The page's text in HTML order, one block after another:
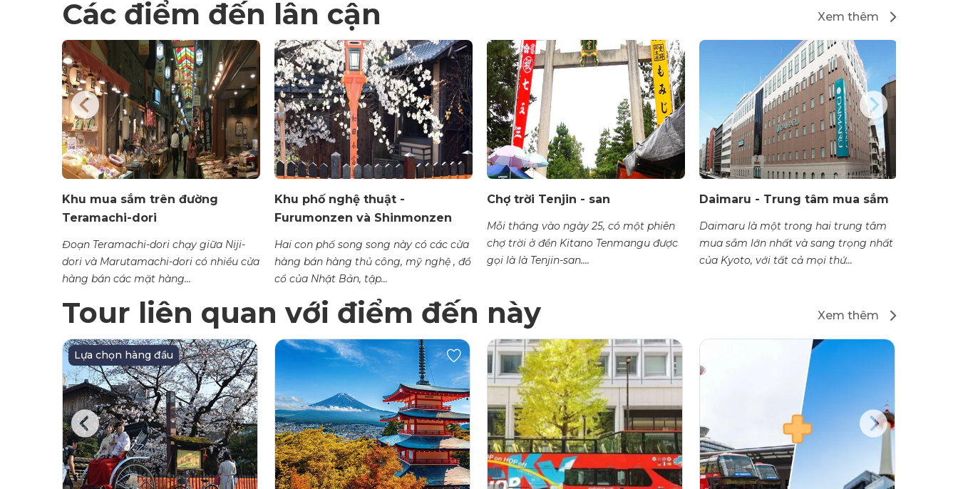
Các điểm đến lân cận Xem thêm
Khu mua sắm trên đường
Teramachi-dori
Đoạn Teramachi-dori chạy giữa Niji-
dori và Marutamachi-dori có nhiều cửa
hàng bán các mặt hàng...
Khu phố nghệ thuật -
Furumonzen và Shinmonzen
Hai con phố song song này có các cửa
hàng bán hàng thủ công, mỹ nghệ , đồ
cổ của Nhật Bản, tập...
Chợ trời Tenjin - san
Mỗi tháng vào ngày 25, có một phiên
chợ trời ở đền Kitano Tenmangu được
gọi là là Tenjin-san....
Daimaru - Trung tâm mua sắm
Daimaru là một trong hai trung tâm
mua sắm lớn nhất và sang trọng nhất
của Kyoto, với tất cả mọi thứ...
Tour liên quan với điểm đến này Xem thêm
Lựa chọn hàng đầu